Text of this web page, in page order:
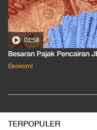
01:50
Apa Arti Peringkat Kredit
Dkk?
TERPOPULER